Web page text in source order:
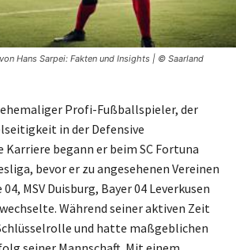
Hans Sarpei: Fakten und Insights | © Saarland
Profi-Fußballspieler, der
in der Defensive
Karriere begann er beim SC Fortuna
bevor er zu angesehenen Vereinen
MSV Duisburg, Bayer 04 Leverkusen
Während seiner aktiven Zeit
und hatte maßgeblichen